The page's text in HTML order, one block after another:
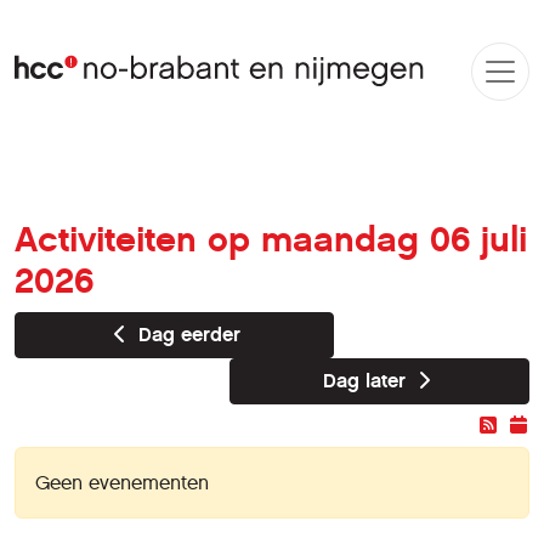
Activiteiten op maandag 06 juli
2026
Dag eerder
Dag later
Geen evenementen